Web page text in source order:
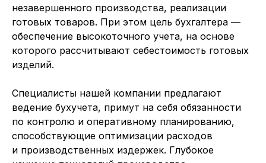
незавершенного производства, реализации
готовых товаров. При этом цель бухгалтера —
обеспечение высокоточного учета, на основе
которого рассчитывают себестоимость готовых
изделий.
Специалисты нашей компании предлагают
ведение бухучета, примут на себя обязанности
по контролю и оперативному планированию,
способствующие оптимизации расходов
и производственных издержек. Глубокое